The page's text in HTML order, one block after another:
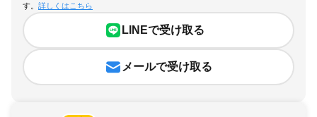
す。 詳しくはこちら
LINEで受け取る
メールで受け取る